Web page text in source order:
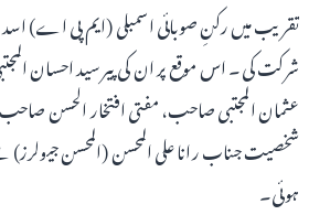
تقریب میں رکنِ صوبائی اسمبلی (ایم پی اے)
شرکت کی۔ اس موقع پر ان کی پیر سید احسان
عثمان المجتبی صاحب، مفتی افتخار الحسن
شخصیت جناب رانا علی المحسن (المحسن
ہوئی۔